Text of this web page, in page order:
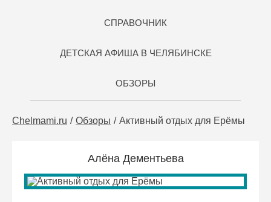
СПРАВОЧНИК
ДЕТСКАЯ АФИША В ЧЕЛЯБИНСКЕ
ОБЗОРЫ
Chelmami.ru Обзоры Активный отдых для Ерёмы
Алёна Дементьева